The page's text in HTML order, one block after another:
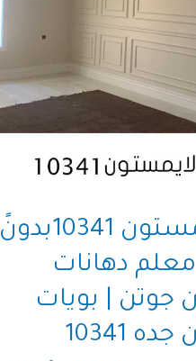
دهان لايمستون 10341بدونً
دهانات
جوتن | بويات
10341